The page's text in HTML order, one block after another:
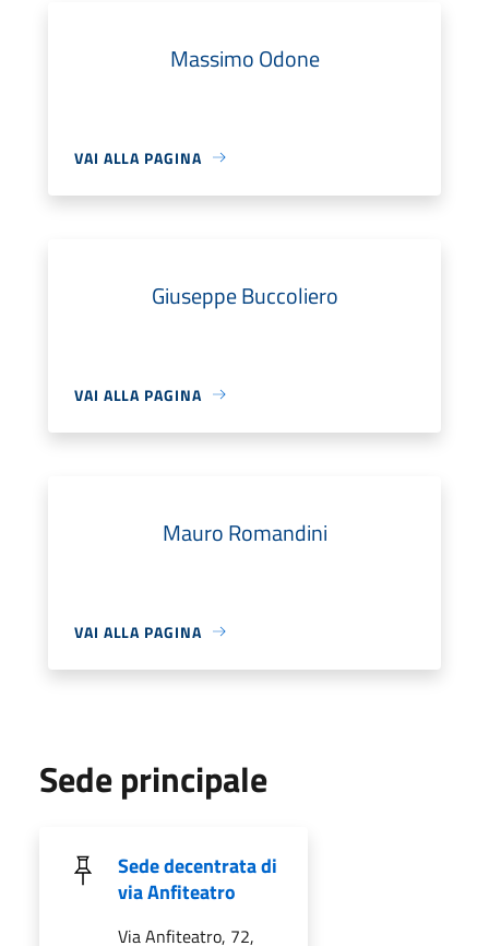
Massimo Odone
VAI ALLA PAGINA
Giuseppe Buccoliero
VAI ALLA PAGINA
Mauro Romandini
VAI ALLA PAGINA
Sede principale
Sede decentrata di
via Anfiteatro
Via Anfiteatro, 72,